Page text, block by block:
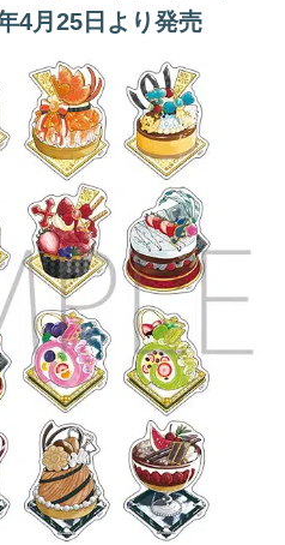
4月25日より発売